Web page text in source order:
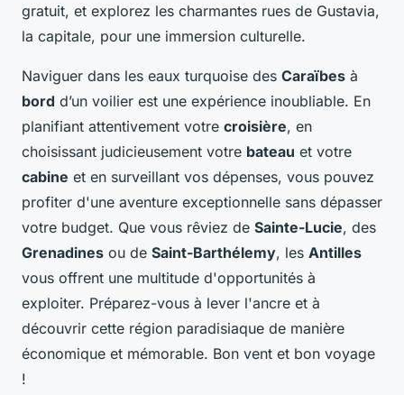
gratuit, et explorez les charmantes rues de Gustavia,
la capitale, pour une immersion culturelle.
Naviguer dans les eaux turquoise des Caraïbes à
bord d’un voilier est une expérience inoubliable. En
planifiant attentivement votre croisière, en
choisissant judicieusement votre bateau et votre
cabine et en surveillant vos dépenses, vous pouvez
profiter d'une aventure exceptionnelle sans dépasser
votre budget. Que vous rêviez de Sainte-Lucie, des
Grenadines ou de Saint-Barthélemy, les Antilles
vous offrent une multitude d'opportunités à
exploiter. Préparez-vous à lever l'ancre et à
découvrir cette région paradisiaque de manière
économique et mémorable. Bon vent et bon voyage
!